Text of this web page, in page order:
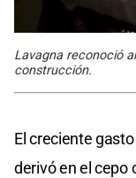
Lavagna reconoció
construcción.
El creciente
derivó en el cepo